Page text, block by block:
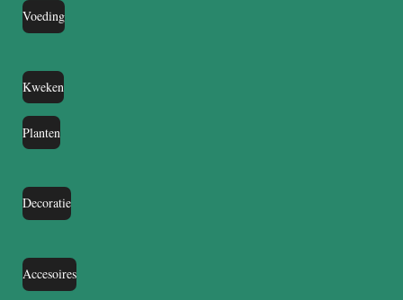
Voeding
Kweken
Planten
Decoratie
Accesoires